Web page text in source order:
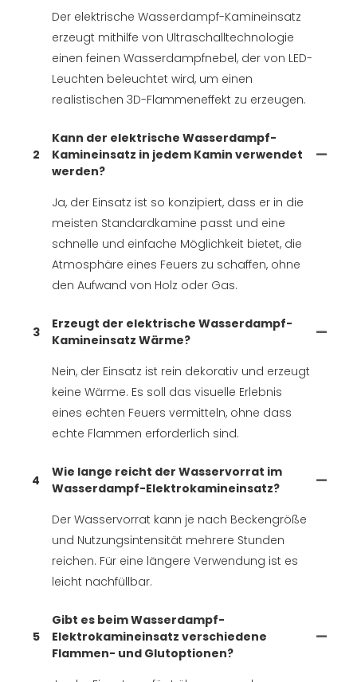
Der elektrische Wasserdampf-Kamineinsatz
erzeugt mithilfe von Ultraschalltechnologie
einen feinen Wasserdampfnebel, der von LED-
Leuchten beleuchtet wird, um einen
realistischen 3D-Flammeneffekt zu erzeugen.
2
Kann der elektrische Wasserdampf-
Kamineinsatz in jedem Kamin verwendet
werden?
Ja, der Einsatz ist so konzipiert, dass er in die
meisten Standardkamine passt und eine
schnelle und einfache Möglichkeit bietet, die
Atmosphäre eines Feuers zu schaffen, ohne
den Aufwand von Holz oder Gas.
3
Erzeugt der elektrische Wasserdampf-
Kamineinsatz Wärme?
Nein, der Einsatz ist rein dekorativ und erzeugt
keine Wärme. Es soll das visuelle Erlebnis
eines echten Feuers vermitteln, ohne dass
echte Flammen erforderlich sind.
4
Wie lange reicht der Wasservorrat im
Wasserdampf-Elektrokamineinsatz?
Der Wasservorrat kann je nach Beckengröße
und Nutzungsintensität mehrere Stunden
reichen. Für eine längere Verwendung ist es
leicht nachfüllbar.
5
Gibt es beim Wasserdampf-
Elektrokamineinsatz verschiedene
Flammen- und Glutoptionen?